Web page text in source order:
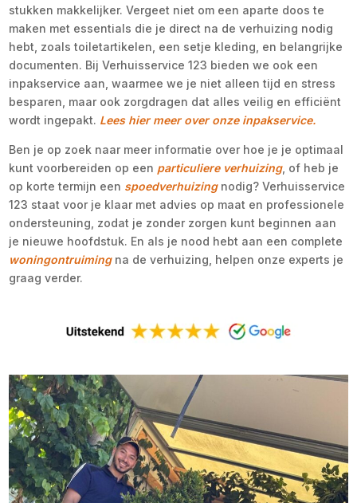
stukken makkelijker. Vergeet niet om een aparte doos te
maken met essentials die je direct na de verhuizing nodig
hebt, zoals toiletartikelen, een setje kleding, en belangrijke
documenten. Bij Verhuisservice 123 bieden we ook een
inpakservice aan, waarmee we je niet alleen tijd en stress
besparen, maar ook zorgdragen dat alles veilig en efficiënt
wordt ingepakt. Lees hier meer over onze inpakservice.
Ben je op zoek naar meer informatie over hoe je je optimaal
kunt voorbereiden op een particuliere verhuizing, of heb je
op korte termijn een spoedverhuizingnodig? Verhuisservice
123 staat voor je klaar met advies op maat en professionele
ondersteuning, zodat je zonder zorgen kunt beginnen aan
je nieuwe hoofdstuk. En als je nood hebt aan een complete
woningontruimingna de verhuizing, helpen onze experts je
graag verder.